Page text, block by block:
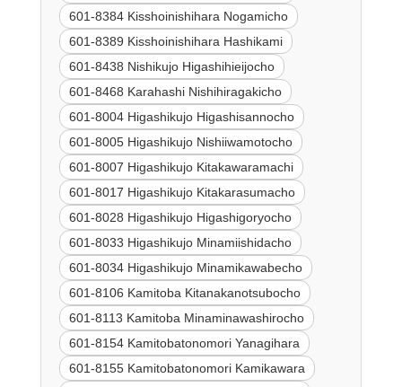
601-8384 Kisshoinishihara Nogamicho
601-8389 Kisshoinishihara Hashikami
601-8438 Nishikujo Higashihieijocho
601-8468 Karahashi Nishihiragakicho
601-8004 Higashikujo Higashisannocho
601-8005 Higashikujo Nishiiwamotocho
601-8007 Higashikujo Kitakawaramachi
601-8017 Higashikujo Kitakarasumacho
601-8028 Higashikujo Higashigoryocho
601-8033 Higashikujo Minamiishidacho
601-8034 Higashikujo Minamikawabecho
601-8106 Kamitoba Kitanakanotsubocho
601-8113 Kamitoba Minaminawashirocho
601-8154 Kamitobatonomori Yanagihara
601-8155 Kamitobatonomori Kamikawara